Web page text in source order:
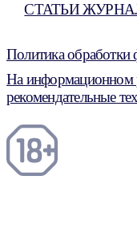
СТАТЬИ
Политика обработки
На информационном
рекомендательные